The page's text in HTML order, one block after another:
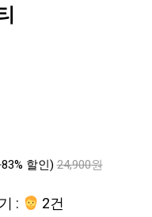
할인) 24,900원
: 2건